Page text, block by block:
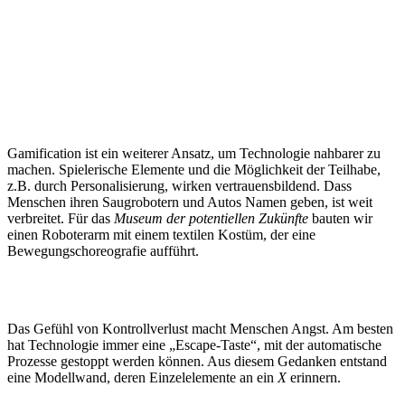
Gamification ist ein weiterer Ansatz, um Technologie nahbarer zu
machen. Spielerische Elemente und die Möglichkeit der Teilhabe,
z.B. durch Personalisierung, wirken vertrauensbildend. Dass
Menschen ihren Saugrobotern und Autos Namen geben, ist weit
verbreitet. Für das Museum der potentiellen Zukünfte bauten wir
einen Roboterarm mit einem textilen Kostüm, der eine
Bewegungschoreografie aufführt.
Das Gefühl von Kontrollverlust macht Menschen Angst. Am besten
hat Technologie immer eine „Escape-Taste“, mit der automatische
Prozesse gestoppt werden können. Aus diesem Gedanken entstand
eine Modellwand, deren Einzelelemente an ein Xerinnern.